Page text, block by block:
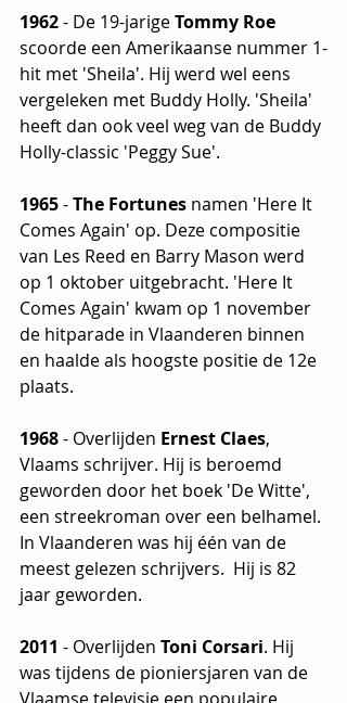
1962 - De 19-jarige Tommy Roe
scoorde een Amerikaanse nummer 1-
hit met 'Sheila'. Hij werd wel eens
vergeleken met Buddy Holly. 'Sheila'
heeft dan ook veel weg van de Buddy
Holly-classic 'Peggy Sue'.
1965 - The Fortunes namen 'Here It
Comes Again' op. Deze compositie
van Les Reed en Barry Mason werd
op 1 oktober uitgebracht. 'Here It
Comes Again' kwam op 1 november
de hitparade in Vlaanderen binnen
en haalde als hoogste positie de 12e
plaats.
1968 - Overlijden Ernest Claes,
Vlaams schrijver. Hij is beroemd
geworden door het boek 'De Witte',
een streekroman over een belhamel.
In Vlaanderen was hij één van de
meest gelezen schrijvers.  Hij is 82
2011 - Overlijden Toni Corsari. Hij
was tijdens de pioniersjaren van de